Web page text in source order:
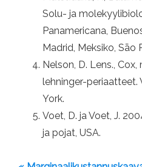
Solu- ja
Panamericana,
Madrid, Meksiko, Sāo
Nelson, D. Lens.,
lehninger-periaatteet.
York.
Voet, D. ja Voet, J.
ja pojat, USA.